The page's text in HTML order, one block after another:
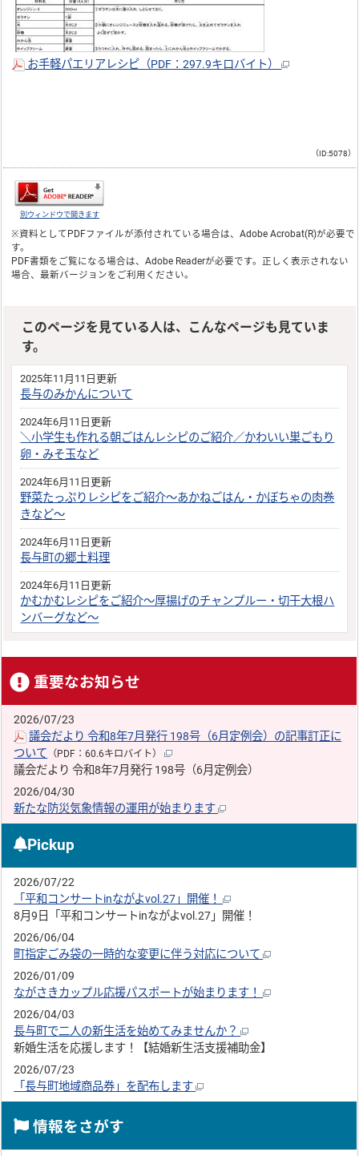
お手軽パエリアレシピ（PDF：297.9キロバイト）
（ID:5078）
別ウィンドウで開きます
※資料としてPDFファイルが添付されている場合は、Adobe Acrobat(R)が必要で
す。
PDF書類をご覧になる場合は、Adobe Readerが必要です。正しく表示されない
場合、最新バージョンをご利用ください。
このページを見ている人は、こんなページも見ていま
す。
2025年11月11日更新
長与のみかんについて
2024年6月11日更新
＼小学生も作れる朝ごはんレシピのご紹介／かわいい巣ごもり
卵・みそ玉など
2024年6月11日更新
野菜たっぷりレシピをご紹介～あかねごはん・かぼちゃの肉巻
きなど～
2024年6月11日更新
長与町の郷土料理
2024年6月11日更新
かむかむレシピをご紹介～厚揚げのチャンプルー・切干大根ハ
ンバーグなど～
重要なお知らせ
2026/07/23
議会だより 令和8年7月発行 198号（6月定例会）の記事訂正に
ついて （PDF：60.6キロバイト）
議会だより 令和8年7月発行 198号（6月定例会）
2026/04/30
新たな防災気象情報の運用が始まります
Pickup
2026/07/22
「平和コンサートinながよvol.27」開催！
8月9日「平和コンサートinながよvol.27」開催！
2026/06/04
町指定ごみ袋の一時的な変更に伴う対応について
2026/01/09
ながさきカップル応援パスポートが始まります！
2026/04/03
長与町で二人の新生活を始めてみませんか？
新婚生活を応援します！【結婚新生活支援補助金】
2026/07/23
「長与町地域商品券」を配布します
情報をさがす